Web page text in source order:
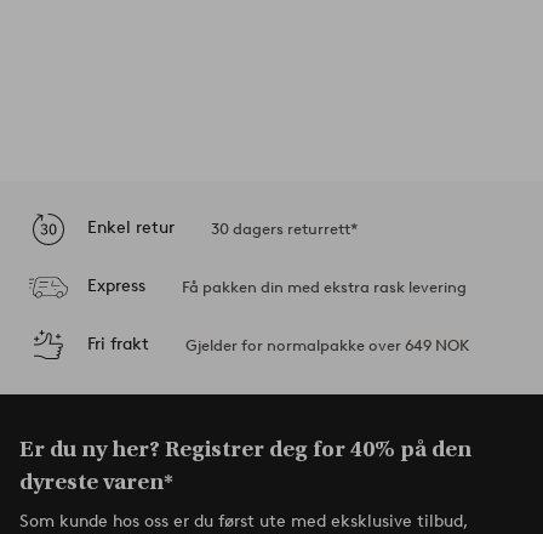
Enkel retur 30 dagers returrett*
Express Få pakken din med ekstra rask levering
Fri frakt Gjelder for normalpakke over 649 NOK
Er du ny her? Registrer deg for 40% på den
dyreste varen*
Som kunde hos oss er du først ute med eksklusive tilbud,